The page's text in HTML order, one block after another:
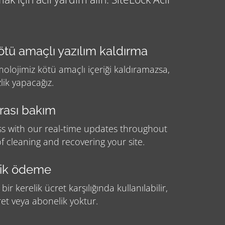
amaçlı yazılım kaldırma
kötü amaçlı içeriği kaldıramazsa,
yapacağız.
bakım
with our real-time updates throughout
cleaning and recovering your site.
ödeme
kerelik ücret karşılığında kullanılabilir,
veya abonelik yoktur.